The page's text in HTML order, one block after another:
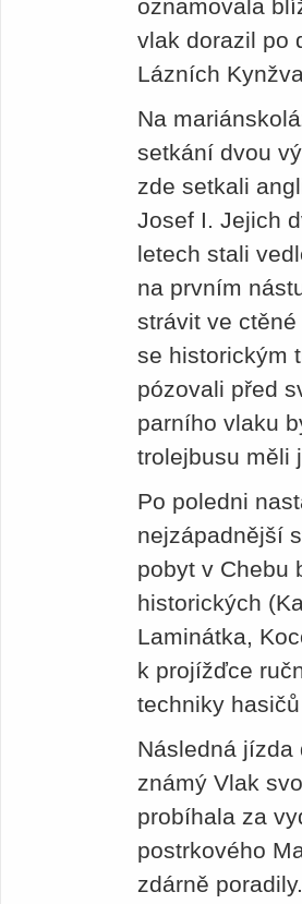
oznamovala
vlak dorazil po
Lázních
Na
setkání dvou
zde setkali
Josef I. Jejich
letech stali
na prvním
strávit ve
se historickým
pózovali před
parního vlaku
trolejbusu měli
Po poledni
nejzápadnější
pobyt v Chebu
historických
Laminátka,
k projížďce
techniky
Následná jízda
známý Vlak
probíhala za
postrkového
zdárně